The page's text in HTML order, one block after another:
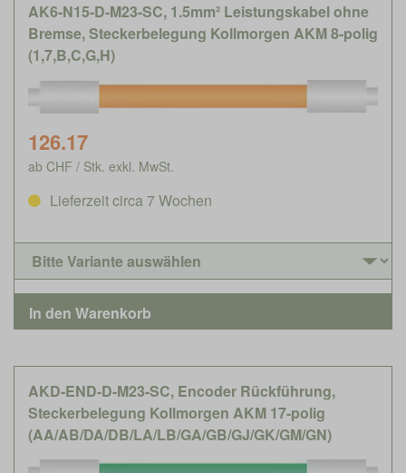
AK6-N15-D-M23-SC, 1.5mm² Leistungskabel ohne
Bremse, Steckerbelegung Kollmorgen AKM 8-polig
(1,7,B,C,G,H)
126.17
ab CHF / Stk. exkl. MwSt.
Lieferzeit circa 7 Wochen
AKD-END-D-M23-SC, Encoder Rückführung,
Steckerbelegung Kollmorgen AKM 17-polig
(AA/AB/DA/DB/LA/LB/GA/GB/GJ/GK/GM/GN)